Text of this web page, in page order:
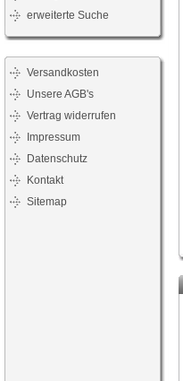
erweiterte Suche
Versandkosten
Unsere AGB's
Vertrag widerrufen
Impressum
Datenschutz
Kontakt
Sitemap